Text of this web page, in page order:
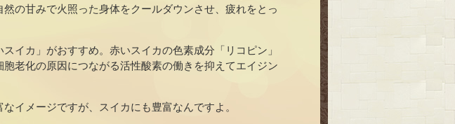
の甘みで火照った身体をクールダウンさせ、疲れをとっ
イカ」がおすすめ。赤いスイカの色素成分「リコピン」
老化の原因につながる活性酸素の働きを抑えてエイジン
イメージですが、スイカにも豊富なんですよ。